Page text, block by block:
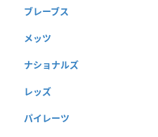
ブレーブス
メッツ
ナショナルズ
レッズ
パイレーツ